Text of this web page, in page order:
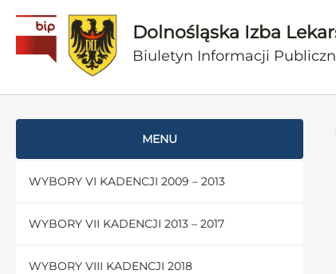
Dolnośląska Izba
Biuletyn Informacji
MENU
WYBORY VI KADENCJI 2009 – 2013
WYBORY VII KADENCJI 2013 – 2017
WYBORY VIII KADENCJI 2018